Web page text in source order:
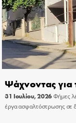
Ψάχνοντας
31 Ιουλίου, 2026Φήμες
έργα ασφαλτόστρωσης σε